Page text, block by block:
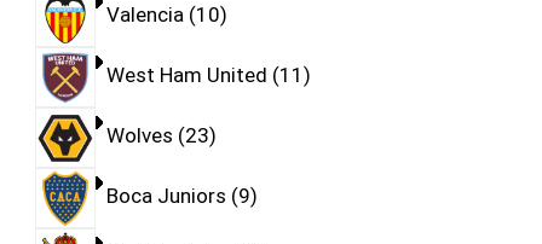
Valencia 10
West Ham United 11
Wolves 23
Boca Juniors 9